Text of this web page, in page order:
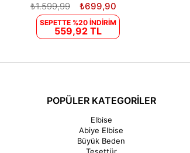
₺699,90
₺1.599,99
SEPETTE %20 İNDİRİM
559,92 TL
POPÜLER KATEGORİLER
Elbise
Abiye Elbise
Büyük Beden